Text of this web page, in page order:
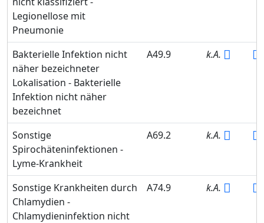
Legionellose mit
Pneumonie
Bakterielle Infektion nicht
näher bezeichneter
Lokalisation - Bakterielle
Infektion nicht näher
bezeichnet
A49.9 k.A.
Sonstige
Spirochäteninfektionen -
Lyme-Krankheit
A69.2 k.A.
Sonstige Krankheiten durch
Chlamydien -
Chlamydieninfektion nicht
A74.9 k.A.